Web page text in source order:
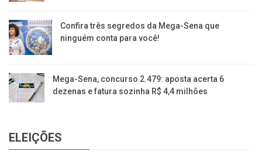
Confira três segredos da Mega-Sena que
ninguém conta para você!
Mega-Sena, concurso 2.479: aposta acerta 6
dezenas e fatura sozinha R$ 4,4 milhões
ELEIÇÕES